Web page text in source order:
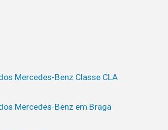
Mercedes-Benz Classe CLA
Mercedes-Benz em Braga